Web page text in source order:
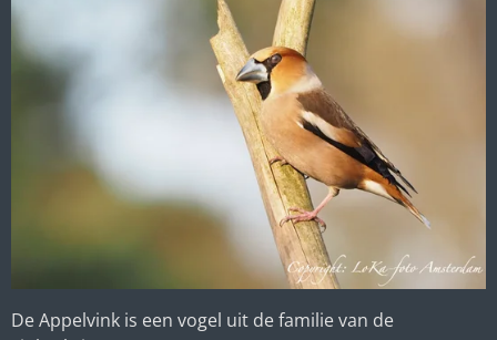
De Appelvink is een vogel uit de familie van de